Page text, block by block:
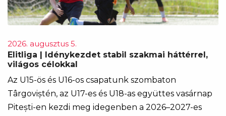
2026. augusztus 5.
Elitliga | Idénykezdet stabil szakmai háttérrel,
világos célokkal
Az U15-ös és U16-os csapatunk szombaton
Târgoviștén, az U17-es és U18-as együttes vasárnap
Pitești-en kezdi meg idegenben a 2026–2027-es